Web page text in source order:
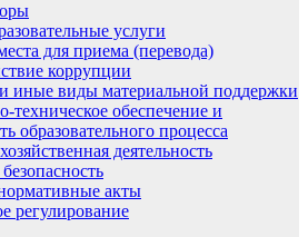
услуги
для приема (перевода)
коррупции
иные виды материальной поддержки
техническое обеспечение и
образовательного процесса
деятельность
акты
регулирование